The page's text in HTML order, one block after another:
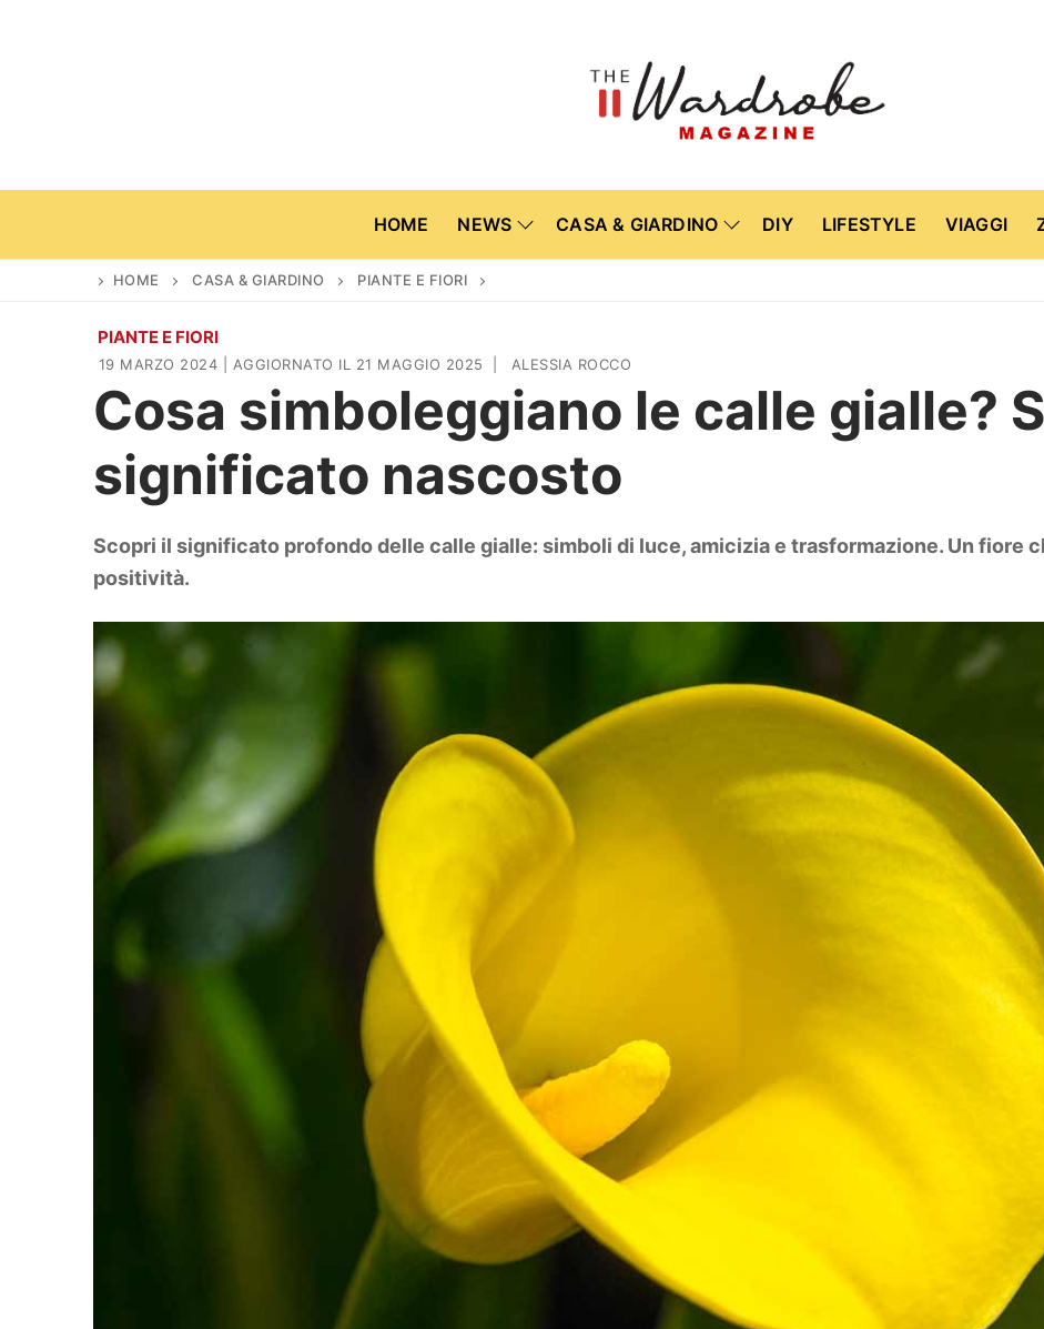
HOME NEWS CASA & GIARDINO DIY LIFESTYLE VIAGGI
Home
News
Cinema e TV
Casa & Giardino
Piante e fiori
Lifestyle
HOME CASA & GIARDINO PIANTE E FIORI
PIANTE E FIORI
19 MARZO 2024 | AGGIORNATO IL 21 MAGGIO 2025 ALESSIA ROCCO
Cosa simboleggiano le calle gialle?
significato nascosto
Scopri il significato profondo delle calle gialle: simboli di luce, amicizia e trasformazione. Un fiore
positività.